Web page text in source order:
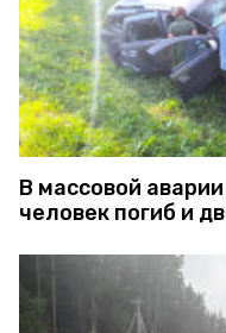
В массовой
человек погиб и